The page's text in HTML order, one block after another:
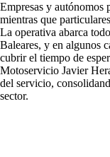
Empresas y autónomos
mientras que
La operativa abarca
Baleares, y en algunos
cubrir el tiempo de
Motoservicio Javier
del servicio,
sector.